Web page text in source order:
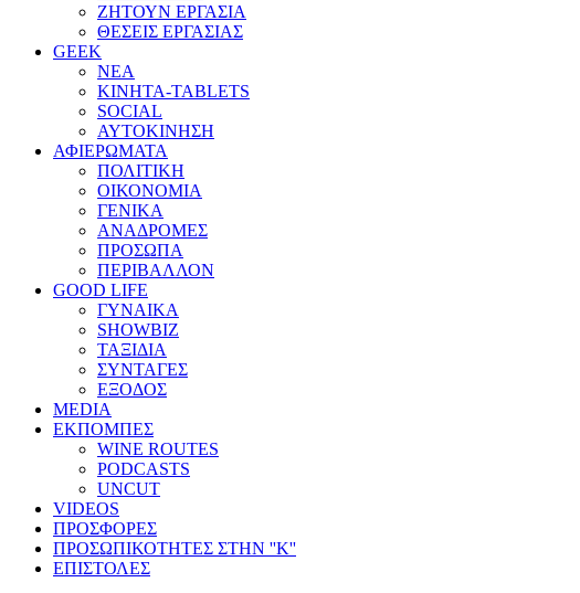
ΖΗΤΟΥΝ ΕΡΓΑΣΙΑ
ΘΕΣΕΙΣ ΕΡΓΑΣΙΑΣ
GEEK
ΝΕΑ
ΚΙΝΗΤΑ-TABLETS
SOCIAL
ΑΥΤΟΚΙΝΗΣΗ
ΑΦΙΕΡΩΜΑΤΑ
ΠΟΛΙΤΙΚΗ
ΟΙΚΟΝΟΜΙΑ
ΓΕΝΙΚΑ
ΑΝΑΔΡΟΜΕΣ
ΠΡΟΣΩΠΑ
ΠΕΡΙΒΑΛΛΟΝ
GOOD LIFE
ΓΥΝΑΙΚΑ
SHOWBIZ
ΤΑΞΙΔΙΑ
ΣΥΝΤΑΓΕΣ
ΕΞΟΔΟΣ
MEDIA
ΕΚΠΟΜΠΕΣ
WINE ROUTES
PODCASTS
UNCUT
VIDEOS
ΠΡΟΣΦΟΡΕΣ
ΠΡΟΣΩΠΙΚΟΤΗΤΕΣ ΣΤΗΝ ''Κ''
ΕΠΙΣΤΟΛΕΣ